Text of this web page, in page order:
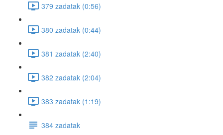
379 zadatak (0:56)
380 zadatak (0:44)
381 zadatak (2:40)
382 zadatak (2:04)
383 zadatak (1:19)
384 zadatak